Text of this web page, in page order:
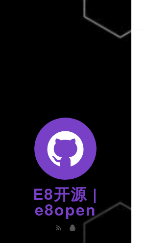
E8开源 |
e8open